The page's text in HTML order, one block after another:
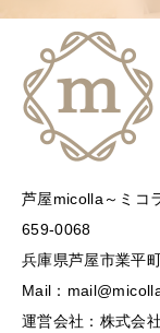
芦屋micolla～ミコ
659-0068
兵庫県芦屋市業平
Mail：
運営会社：株式会